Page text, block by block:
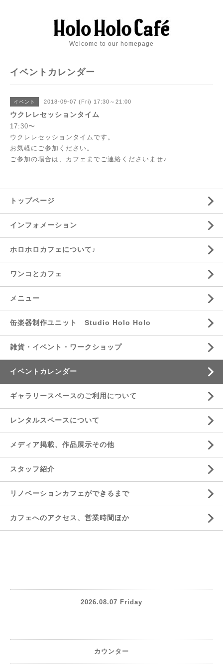
Welcome to our homepage
イベントカレンダー
イベント 2018-09-07 (Fri) 17:30～21:00
ウクレレセッションタイム
17:30〜
ウクレレセッションタイムです。
お気軽にご参加ください。
ご参加の場合は、カフェまでご連絡くださいませ♪
トップページ
インフォメーション
ホロホロカフェについて♪
ワンコとカフェ
メニュー
缶楽器制作ユニット Studio Holo Holo
雑貨・イベント・ワークショップ
イベントカレンダー
ギャラリースペースのご利用について
レンタルスペースについて
メディア掲載、作品展示その他
スタッフ紹介
リノベーションカフェができるまで
カフェへのアクセス、営業時間ほか
2026.08.07 Friday
カウンター